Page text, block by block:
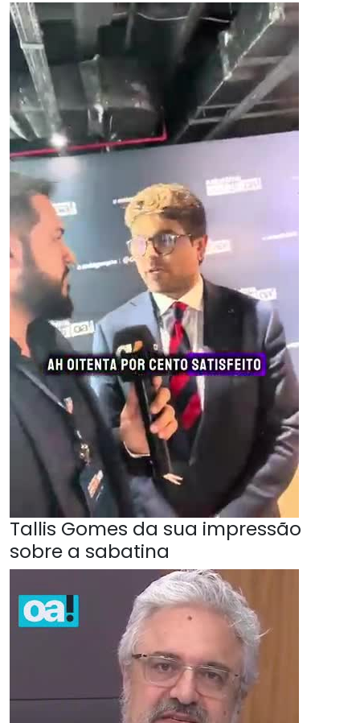
Tallis Gomes da sua impressão
sobre a sabatina